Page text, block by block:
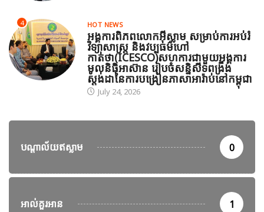
4 HOT NEWS
អង្គការពិភពលោកអ៊ីស្លាម សម្រាប់ការអប់រំ
វិទ្យាសាស្ត្រ និងវប្បធម៌ហៅ
កាត់ថា(ICESCO)សហការជាមួយអង្គការ
មូលនិធិអាស៊ាន រៀបចំសន្និសីទពង្រឹង
ស្តង់ដានៃការបង្រៀនភាសាអារ៉ាប់នៅកម្ពុជា
July 24, 2026
បណ្តាល័យឥស្លាម 0
អាល់គួរអាន 1